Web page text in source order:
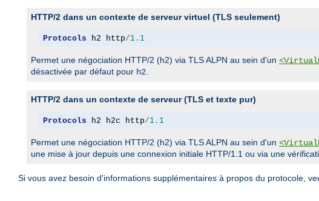
HTTP/2 dans un contexte de serveur virtuel (TLS seulement)
Protocols h2 http/1.1
Permet une négociation HTTP/2 (h2) via TLS ALPN au sein d'un
désactivée par défaut pour h2.
HTTP/2 dans un contexte de serveur (TLS et texte pur)
Protocols h2 h2c http/1.1
Permet une négociation HTTP/2 (h2) via TLS ALPN au sein d'un
une mise à jour depuis une connexion initiale HTTP/1.1 ou via une
Si vous avez besoin d'informations supplémentaires à propos du protocole,